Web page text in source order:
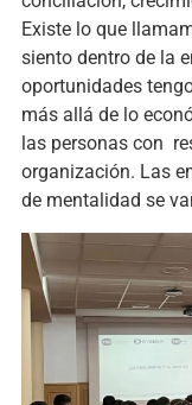
Existe lo que
siento dentro de la
oportunidades
más allá de lo
las personas con
organización. Las
de mentalidad se